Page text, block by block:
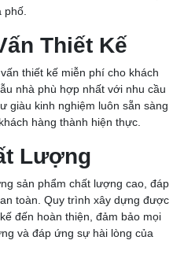
Thiết Kế
thiết kế miễn phí cho khách
nhà phù hợp nhất với nhu cầu
giàu kinh nghiệm luôn sẵn sàng
hàng thành hiện thực.
Lượng
sản phẩm chất lượng cao, đáp
toàn. Quy trình xây dựng được
đến hoàn thiện, đảm bảo mọi
và đáp ứng sự hài lòng của